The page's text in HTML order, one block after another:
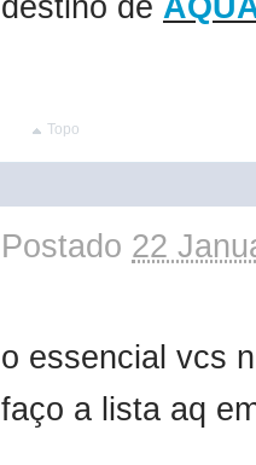
Topo
Postado 22
o essencial vcs
faço a lista aq